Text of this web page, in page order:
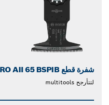
شفرة قطع PRO AII 65 BSPIB بخاصية الغطس
لتتأرجح multitools